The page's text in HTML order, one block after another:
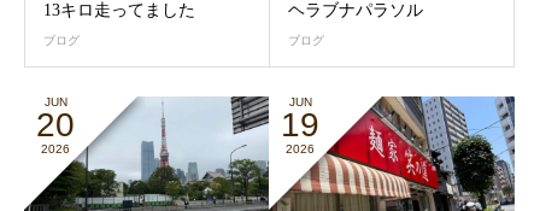
13キロ走ってました
ブログ
ヘラブナパラソル
ブログ
JUN
20
2026
JUN
19
2026